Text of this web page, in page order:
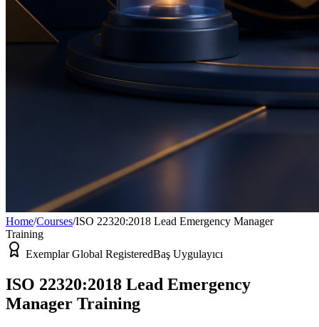
Home/Courses/ISO 22320:2018 Lead Emergency Manager
Training
Exemplar Global RegisteredBaş Uygulayıcı
ISO 22320:2018 Lead Emergency
Manager Training